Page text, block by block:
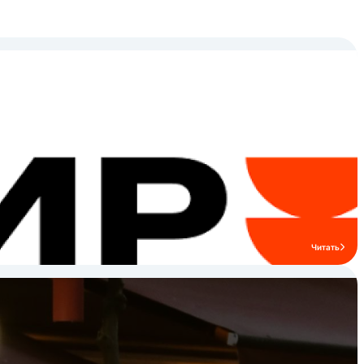
Читать